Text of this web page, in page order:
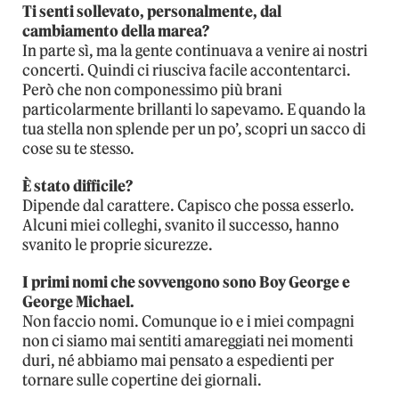
Ti senti sollevato, personalmente, dal
cambiamento della marea?
In parte sì, ma la gente continuava a venire ai nostri
concerti. Quindi ci riusciva facile accontentarci.
Però che non componessimo più brani
particolarmente brillanti lo sapevamo. E quando la
tua stella non splende per un po’, scopri un sacco di
cose su te stesso.
È stato difficile?
Dipende dal carattere. Capisco che possa esserlo.
Alcuni miei colleghi, svanito il successo, hanno
svanito le proprie sicurezze.
I primi nomi che sovvengono sono Boy George e
George Michael.
Non faccio nomi. Comunque io e i miei compagni
non ci siamo mai sentiti amareggiati nei momenti
duri, né abbiamo mai pensato a espedienti per
tornare sulle copertine dei giornali.